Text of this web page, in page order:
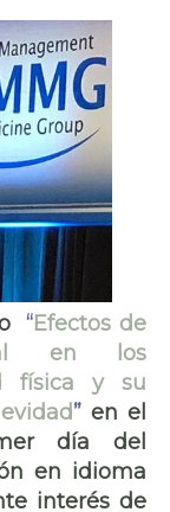
“Efectos de
en los
física y su
”en el
día del
en idioma
interés de